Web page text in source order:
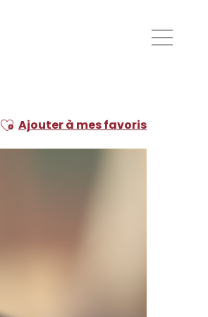
Ajouter aux favoris
Ajouter à mes favoris